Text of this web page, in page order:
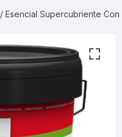
/ Esencial Supercubriente